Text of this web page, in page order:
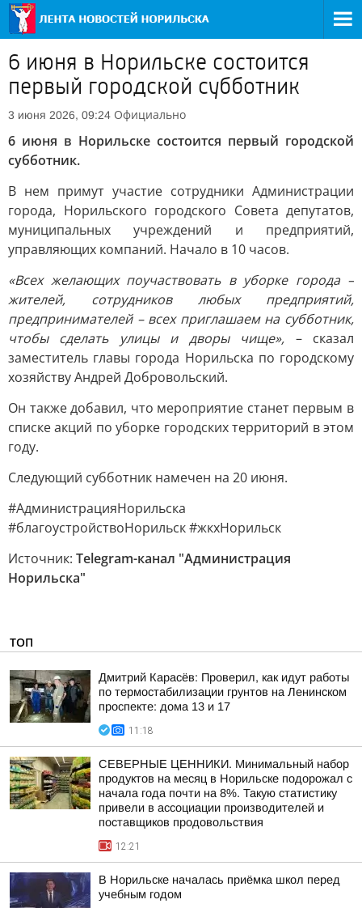
6 июня в Норильске состоится
первый городской субботник
3 июня 2026, 09:24 Официально
6 июня в Норильске состоится первый городской
субботник.
В нем примут участие сотрудники Администрации
города, Норильского городского Совета депутатов,
муниципальных учреждений и предприятий,
управляющих компаний. Начало в 10 часов.
«Всех желающих поучаствовать в уборке города –
жителей, сотрудников любых предприятий,
предпринимателей – всех приглашаем на субботник,
чтобы сделать улицы и дворы чище», – сказал
заместитель главы города Норильска по городскому
хозяйству Андрей Добровольский.
Он также добавил, что мероприятие станет первым в
списке акций по уборке городских территорий в этом
году.
Следующий субботник намечен на 20 июня.
#АдминистрацияНорильска
#благоустройствоНорильск #жкхНорильск
Источник: Telegram-канал "Администрация
Норильска"
ТОП
Дмитрий Карасёв: Проверил, как идут работы
по термостабилизации грунтов на Ленинском
проспекте: дома 13 и 17
11:18
СЕВЕРНЫЕ ЦЕННИКИ. Минимальный набор
продуктов на месяц в Норильске подорожал с
начала года почти на 8%. Такую статистику
привели в ассоциации производителей и
поставщиков продовольствия
12:21
В Норильске началась приёмка школ перед
учебным годом